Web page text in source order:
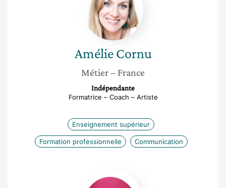
Amélie Cornu
Métier– France
Indépendante
Formatrice – Coach – Artiste
Enseignement supérieur
Formation professionnelle Communication
Hedia
Lesage